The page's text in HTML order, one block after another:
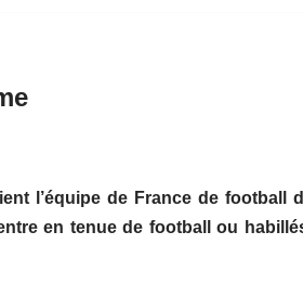
l’équipe de France de football
en tenue de football ou